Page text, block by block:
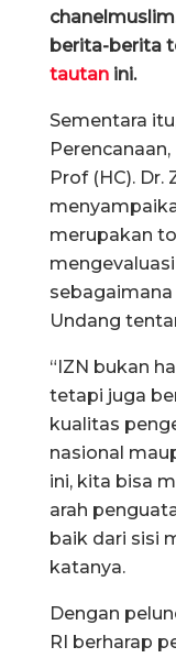
berita-berita
tautan ini.
Sementara
Prof (HC). Dr.
merupakan
Undang
“IZN bukan
tetapi juga
kualitas
nasional
ini, kita bisa
arah
baik dari sisi
katanya.
Dengan
RI berharap